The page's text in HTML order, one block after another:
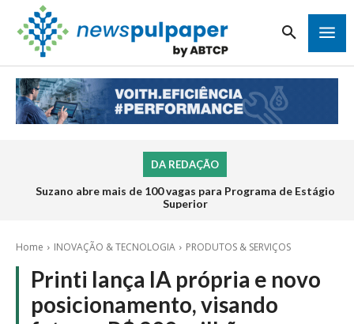
DA REDAÇÃO
Suzano abre mais de 100 vagas para Programa de Estágio
Superior
Home INOVAÇÃO & TECNOLOGIA PRODUTOS & SERVIÇOS
Printi lança IA própria e novo
posicionamento, visando